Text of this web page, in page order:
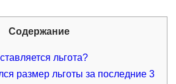
Содержание
льгота?
размер льготы за последние 3